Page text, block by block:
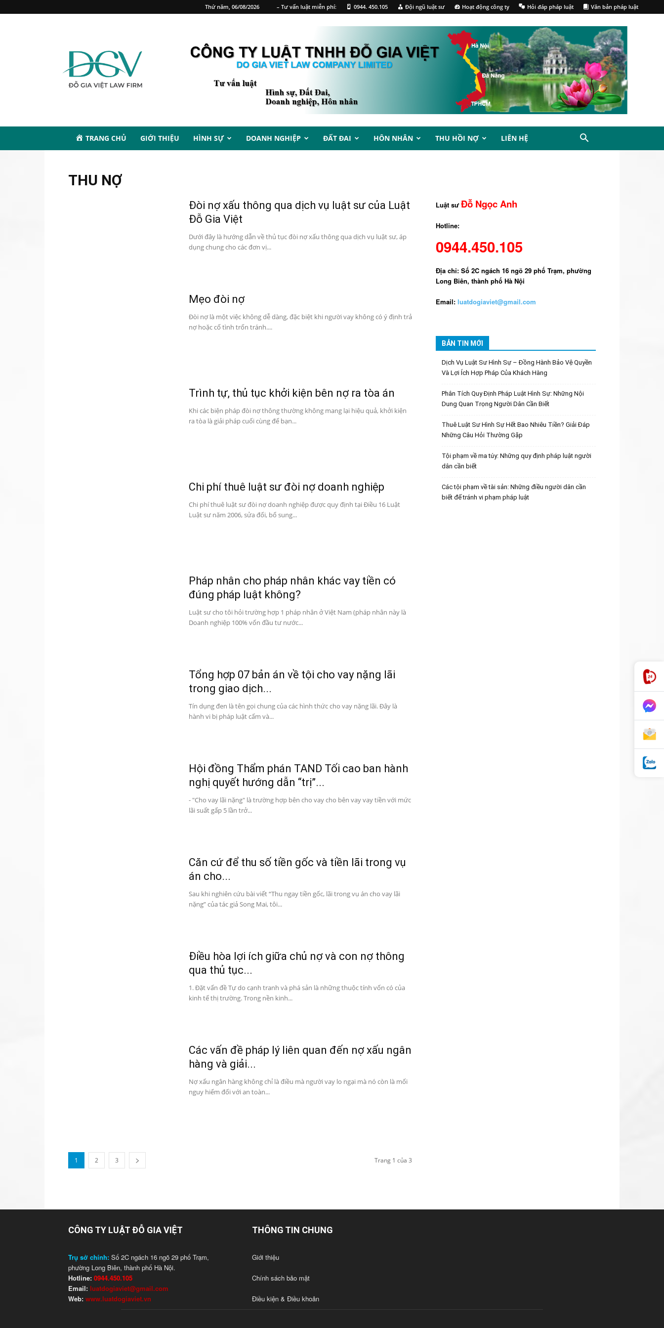
Thứ năm, 06/08/2026 – Tư vấn luật miễn phí: 0944. 450.105 Đội ngũ luật sư Hoạt động công ty Hỏi đáp pháp luật Văn bản pháp luật
TRANG CHỦ GIỚI THIỆU HÌNH SỰ DOANH NGHIỆP ĐẤT ĐAI HÔN NHÂN THU HỒI NỢ LIÊN HỆ
THU NỢ
Đòi nợ xấu thông qua dịch vụ luật sư của Luật
Đỗ Gia Việt
Dưới đây là hướng dẫn về thủ tục đòi nợ xấu thông qua dịch vụ luật sư, áp
dụng chung cho các đơn vị...
Mẹo đòi nợ
Đòi nợ là một việc không dễ dàng, đặc biệt khi người vay không có ý định trả
nợ hoặc cố tình trốn tránh....
Trình tự, thủ tục khởi kiện bên nợ ra tòa án
Khi các biện pháp đòi nợ thông thường không mang lại hiệu quả, khởi kiện
ra tòa là giải pháp cuối cùng để bạn...
Chi phí thuê luật sư đòi nợ doanh nghiệp
Chi phí thuê luật sư đòi nợ doanh nghiệp được quy định tại Điều 16 Luật
Luật sư năm 2006, sửa đổi, bổ sung...
Pháp nhân cho pháp nhân khác vay tiền có
đúng pháp luật không?
Luật sư cho tôi hỏi trường hợp 1 pháp nhân ở Việt Nam (pháp nhân này là
Doanh nghiệp 100% vốn đầu tư nước...
Tổng hợp 07 bản án về tội cho vay nặng lãi
trong giao dịch...
Tín dụng đen là tên gọi chung của các hình thức cho vay nặng lãi. Đây là
hành vi bị pháp luật cấm và...
Hội đồng Thẩm phán TAND Tối cao ban hành
nghị quyết hướng dẫn “trị”...
- "Cho vay lãi nặng" là trường hợp bên cho vay cho bên vay vay tiền với mức
lãi suất gấp 5 lần trở...
Căn cứ để thu số tiền gốc và tiền lãi trong vụ
án cho...
Sau khi nghiên cứu bài viết “Thu ngay tiền gốc, lãi trong vụ án cho vay lãi
nặng” của tác giả Song Mai, tôi...
Điều hòa lợi ích giữa chủ nợ và con nợ thông
qua thủ tục...
1. Đặt vấn đề Tự do cạnh tranh và phá sản là những thuộc tính vốn có của
kinh tế thị trường. Trong nền kinh...
Các vấn đề pháp lý liên quan đến nợ xấu ngân
hàng và giải...
Nợ xấu ngân hàng không chỉ là điều mà người vay lo ngại mà nó còn là mối
nguy hiểm đối với an toàn...
1 2 3 Trang 1 của 3
Luật sưĐỗ Ngọc Anh
Hotline:
0944.450.105
Địa chỉ: Số 2C ngách 16 ngõ 29 phố Trạm, phường
Long Biên, thành phố Hà Nội
Email: luatdogiaviet@gmail.com
BẢN TIN MỚI
Dịch Vụ Luật Sư Hình Sự – Đồng Hành Bảo Vệ Quyền
Và Lợi Ích Hợp Pháp Của Khách Hàng
Phân Tích Quy Định Pháp Luật Hình Sự: Những Nội
Dung Quan Trọng Người Dân Cần Biết
Thuê Luật Sư Hình Sự Hết Bao Nhiêu Tiền? Giải Đáp
Những Câu Hỏi Thường Gặp
Tội phạm về ma túy: Những quy định pháp luật người
dân cần biết
Các tội phạm về tài sản: Những điều người dân cần
biết để tránh vi phạm pháp luật
CÔNG TY LUẬT ĐỖ GIA VIỆT
Trụ sở chính: Số 2C ngách 16 ngõ 29 phố Trạm,
phường Long Biên, thành phố Hà Nội.
Hotline: 0944.450.105
Email: luatdogiaviet@gmail.com
Web: www.luatdogiaviet.vn
THÔNG TIN CHUNG
Giới thiệu
Chính sách bảo mật
Điều kiện & Điều khoản